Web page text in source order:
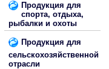
Продукция для
спорта, отдыха,
рыбалки и охоты
Продукция для
сельскохозяйственной
отрасли